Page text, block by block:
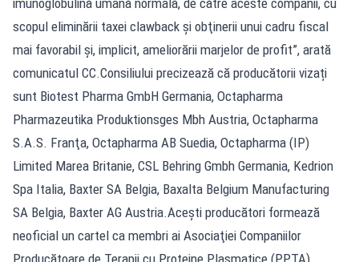
scopul eliminării taxei clawback şi obţinerii unui cadru fiscal
mai favorabil şi, implicit, ameliorării marjelor de profit”, arată
comunicatul CC.Consiliului precizează că producătorii vizați
sunt Biotest Pharma GmbH Germania, Octapharma
Pharmazeutika Produktionsges Mbh Austria, Octapharma
S.A.S. Franţa, Octapharma AB Suedia, Octapharma (IP)
Limited Marea Britanie, CSL Behring Gmbh Germania, Kedrion
Spa Italia, Baxter SA Belgia, Baxalta Belgium Manufacturing
SA Belgia, Baxter AG Austria.Acești producători formează
neoficial un cartel ca membri ai Asociaţiei Companiilor
Producătoare de Terapii cu Proteine Plasmatice (PPTA),